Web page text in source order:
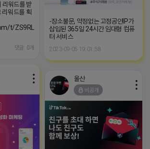
워드를 받
리워드를 획
t/ZS9RLRxdPyLDK-
댓글: 0개
-장소불문, 약정없는 고정공인IP가
삽입된 365일 24시간 임대형 컴퓨
터 서비스
2023-09-05 19:01:58
울산
비공개